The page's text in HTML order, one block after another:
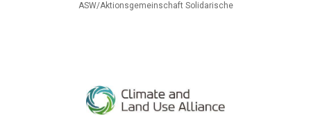
ASW/Aktionsgemeinschaft Solidarische